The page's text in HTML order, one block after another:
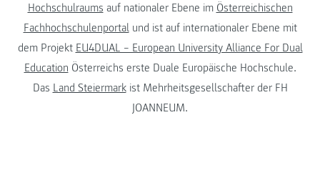
Hochschulraums auf nationaler Ebene im Österreichischen
Fachhochschulenportalund ist auf internationaler Ebene mit
dem Projekt EU4DUAL – European University Alliance For Dual
Education Österreichs erste Duale Europäische Hochschule.
Das Land Steiermarkist Mehrheitsgesellschafter der FH
JOANNEUM.